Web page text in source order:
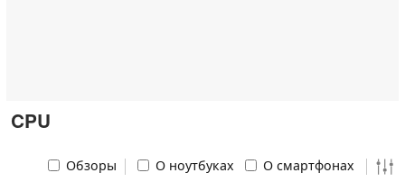
CPU
Обзоры О ноутбуках О смартфонах